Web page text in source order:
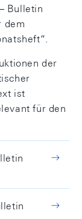
Bulletin
dem
der
ist
für den